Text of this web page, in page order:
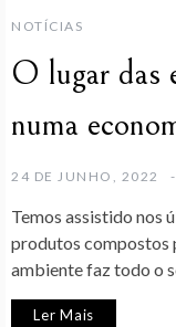
NOTÍCIAS
O lugar das
numa
24 DE JUNHO, 2022
Temos assistido nos
produtos compostos
ambiente faz todo o
Ler Mais